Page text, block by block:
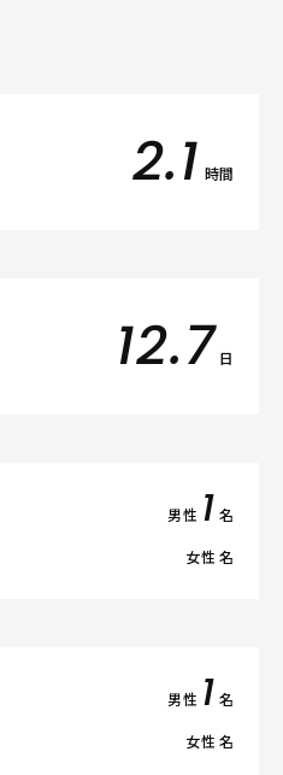
2.1 時間
12.7 日
男性 1 名
女性 名
男性 1 名
女性 名